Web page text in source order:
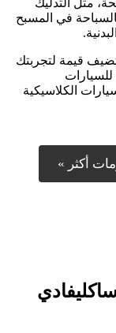
في المسبح
تضيف قيمة لتجربتك
الكلاسيكية
أكثر »